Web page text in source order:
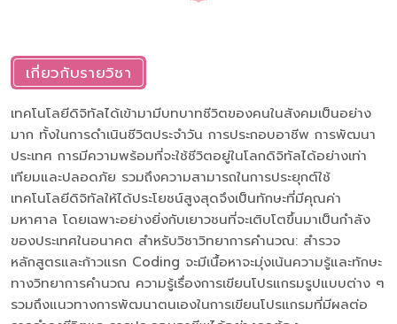
เกี่ยวกับรายวิชา
เทคโนโลยีดิจิทัลได้เข้ามามีบทบาทชีวิตของคนในสังคมเป็นอย่าง
มาก ทั้งในการดำเนินชีวิตประจำวัน การประกอบอาชีพ การพัฒนา
ประเทศ การมีความพร้อมที่จะใช้ชีวิตอยู่ในโลกดิจิทัลได้อย่างเท่า
เทียมและปลอดภัย รวมถึงความสามารถในการประยุกต์ใช้
เทคโนโลยีดิจิทัลให้ได้ประโยชน์สูงสุดจึงเป็นทักษะที่มีคุณค่า
มหาศาล โดยเฉพาะอย่างยิ่งกับเยาวชนที่จะเติบโตขึ้นมาเป็นกำลัง
ของประเทศในอนาคต สำหรับวิชาวิทยาการคำนวณ: สำรวจ
หลักสูตรและก้าวแรก Coding จะมีเนื้อหาจะมุ่งเน้นความรู้และทักษะ
ทางวิทยาการคำนวณ ความรู้เรื่องการเขียนโปรแกรมรูปแบบต่าง ๆ
รวมถึงแนวทางการพัฒนาตนเองในการเขียนโปรแกรมที่มีผลต่อ